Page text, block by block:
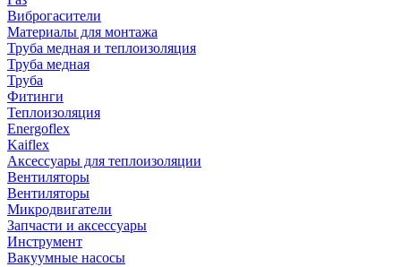
Виброгасители
Материалы для монтажа
Труба медная и теплоизоляция
Труба медная
Труба
Фитинги
Теплоизоляция
Energoflex
Kaiflex
Аксессуары для теплоизоляции
Вентиляторы
Вентиляторы
Микродвигатели
Запчасти и аксессуары
Инструмент
Вакуумные насосы